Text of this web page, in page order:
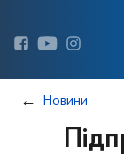
Новини